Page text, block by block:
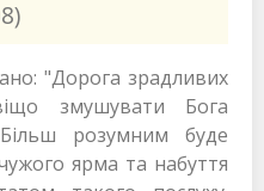
"Дорога зрадливих
змушувати Бога
розумним буде
ярма та набуття